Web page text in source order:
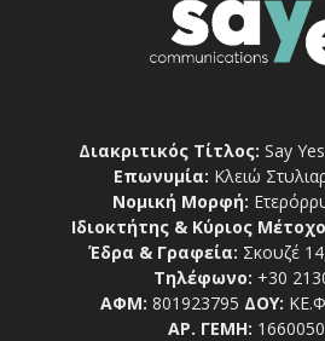
Διακριτικός Τίτλος: Say
Επωνυμία: Κλειώ
Νομική Μορφή:
Ιδιοκτήτης & Κύριος
Έδρα & Γραφεία: Σκουζέ
Τηλέφωνο: +30
ΑΦΜ: 801923795 ΔΟΥ:
ΑΡ. ΓΕΜΗ: